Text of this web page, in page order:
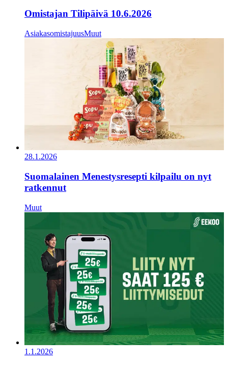
Omistajan Tilipäivä 10.6.2026
AsiakasomistajuusMuut
28.1.2026
Suomalainen Menestysresepti kilpailu on nyt
ratkennut
Muut
1.1.2026